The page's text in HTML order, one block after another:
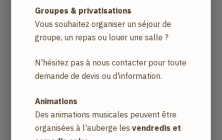
Groupes & privatisations
Vous souhaitez organiser un séjour de
groupe, un repas ou louer une salle ?
N'hésitez pas à nous contacter pour toute
demande de devis ou d'information.
Animations
Des animations musicales peuvent être
organisées à l'auberge lesvendredis et
par un serveur tiers (outil de web analytique, réseau
social…). Un cookie permet donc de reconnaître le
terminal de l’utilisateur lorsqu’il revient sur un site
expérience utilisateur pertinente et cohérente.
Quels types de cookies sont déposés sur le site
Cookies strictement nécessaires :
d’exécuter les fonctions de base du site. Vous